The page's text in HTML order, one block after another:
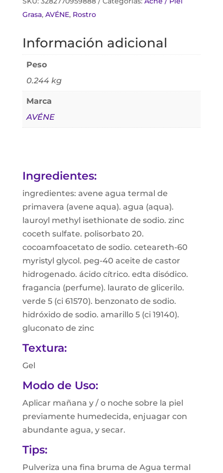
Grasa, AVÉNE, Rostro
Información adicional
Peso
0.244 kg
Marca
AVÉNE
Ingredientes:
ingredientes: avene agua termal de
primavera (avene aqua). agua (aqua).
lauroyl methyl isethionate de sodio. zinc
coceth sulfate. polisorbato 20.
cocoamfoacetato de sodio. ceteareth-60
myristyl glycol. peg-40 aceite de castor
hidrogenado. ácido cítrico. edta disódico.
fragancia (perfume). laurato de glicerilo.
verde 5 (ci 61570). benzonato de sodio.
hidróxido de sodio. amarillo 5 (ci 19140).
gluconato de zinc
Textura:
Gel
Modo de Uso:
Aplicar mañana y / o noche sobre la piel
previamente humedecida, enjuagar con
abundante agua, y secar.
Tips:
Pulveriza una fina bruma de Agua termal